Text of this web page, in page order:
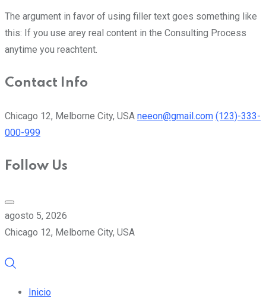
The argument in favor of using filler text goes something like
this: If you use arey real content in the Consulting Process
anytime you reachtent.
Contact Info
Chicago 12, Melborne City, USA neeon@gmail.com (123)-333-
000-999
Follow Us
agosto 5, 2026
Chicago 12, Melborne City, USA
Inicio